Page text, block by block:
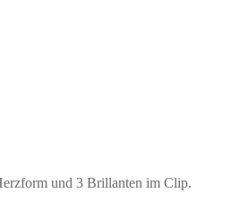
und 3 Brillanten im Clip.